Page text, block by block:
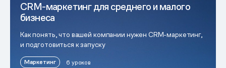
CRM-маркетинг для среднего и малого
бизнеса
Как понять, что вашей компании нужен CRM-маркетинг,
и подготовиться к запуску
Маркетинг 6 уроков